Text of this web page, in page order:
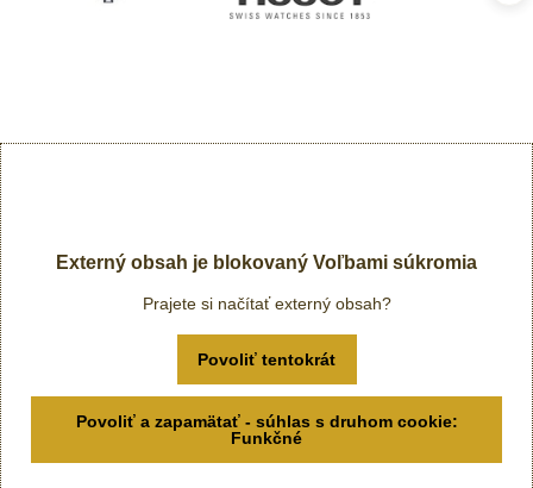
Externý obsah je blokovaný Voľbami súkromia
Prajete si načítať externý obsah?
Povoliť tentokrát
Povoliť a zapamätať - súhlas s druhom cookie:
Funkčné